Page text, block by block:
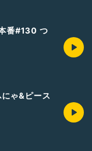
番#130 つ
ゃ&ピース